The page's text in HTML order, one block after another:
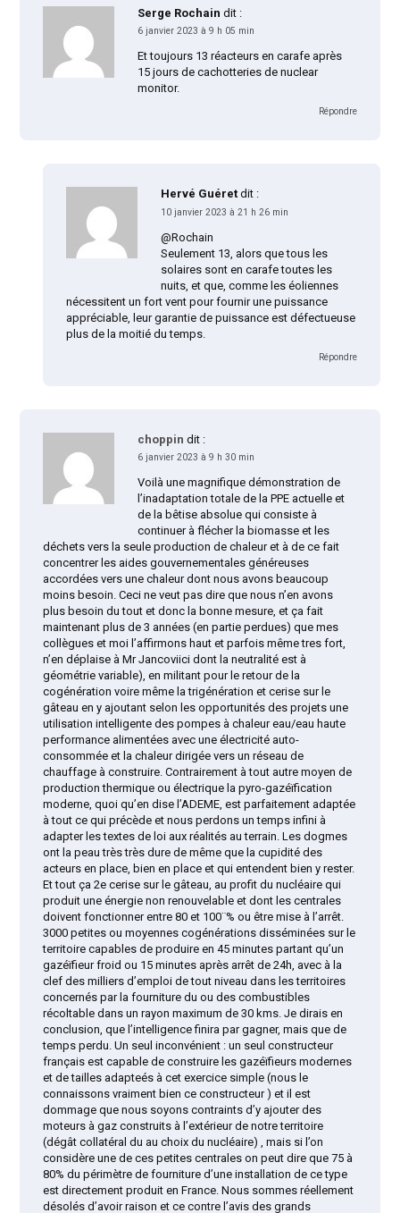
Serge Rochain dit :
6 janvier 2023 à 9 h 05 min
Et toujours 13 réacteurs en carafe après
15 jours de cachotteries de nuclear
monitor.
Répondre
Hervé Guéret dit :
10 janvier 2023 à 21 h 26 min
@Rochain
Seulement 13, alors que tous les
solaires sont en carafe toutes les
nuits, et que, comme les éoliennes
nécessitent un fort vent pour fournir une puissance
appréciable, leur garantie de puissance est défectueuse
plus de la moitié du temps.
Répondre
choppin dit :
6 janvier 2023 à 9 h 30 min
Voilà une magnifique démonstration de
l’inadaptation totale de la PPE actuelle et
de la bêtise absolue qui consiste à
continuer à flécher la biomasse et les
déchets vers la seule production de chaleur et à de ce fait
concentrer les aides gouvernementales généreuses
accordées vers une chaleur dont nous avons beaucoup
moins besoin. Ceci ne veut pas dire que nous n’en avons
plus besoin du tout et donc la bonne mesure, et ça fait
maintenant plus de 3 années (en partie perdues) que mes
collègues et moi l’affirmons haut et parfois même tres fort,
n’en déplaise à Mr Jancoviici dont la neutralité est à
géométrie variable), en militant pour le retour de la
cogénération voire même la trigénération et cerise sur le
gâteau en y ajoutant selon les opportunités des projets une
utilisation intelligente des pompes à chaleur eau/eau haute
performance alimentées avec une électricité auto-
consommée et la chaleur dirigée vers un réseau de
chauffage à construire. Contrairement à tout autre moyen de
production thermique ou électrique la pyro-gazéïfication
moderne, quoi qu’en dise l’ADEME, est parfaitement adaptée
à tout ce qui précède et nous perdons un temps infini à
adapter les textes de loi aux réalités au terrain. Les dogmes
ont la peau très très dure de même que la cupidité des
acteurs en place, bien en place et qui entendent bien y rester.
Et tout ça 2e cerise sur le gâteau, au profit du nucléaire qui
produit une énergie non renouvelable et dont les centrales
doivent fonctionner entre 80 et 100¨% ou être mise à l’arrêt.
3000 petites ou moyennes cogénérations disséminées sur le
territoire capables de produire en 45 minutes partant qu’un
gazéïfieur froid ou 15 minutes après arrêt de 24h, avec à la
clef des milliers d’emploi de tout niveau dans les territoires
concernés par la fourniture du ou des combustibles
récoltable dans un rayon maximum de 30 kms. Je dirais en
conclusion, que l’intelligence finira par gagner, mais que de
temps perdu. Un seul inconvénient : un seul constructeur
français est capable de construire les gazéïfieurs modernes
et de tailles adapteés à cet exercice simple (nous le
connaissons vraiment bien ce constructeur ) et il est
dommage que nous soyons contraints d’y ajouter des
moteurs à gaz construits à l’extérieur de notre territoire
(dégât collatéral du au choix du nucléaire) , mais si l’on
considère une de ces petites centrales on peut dire que 75 à
80% du périmètre de fourniture d’une installation de ce type
est directement produit en France. Nous sommes réellement
désolés d’avoir raison et ce contre l’avis des grands